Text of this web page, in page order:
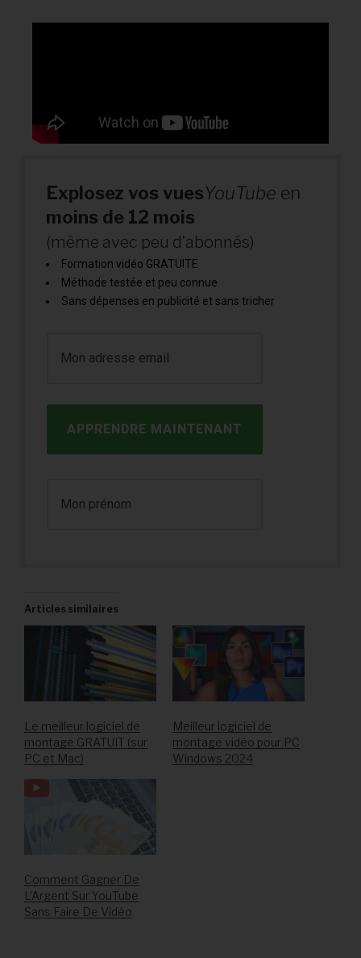
Explosez vos vuesYouTube en
moins de 12 mois
(même avec peu d’abonnés)
Formation vidéo GRATUITE
Méthode testée et peu connue
Sans dépenses en publicité et sans tricher
APPRENDRE MAINTENANT
Articles similaires
Le meilleur logiciel de
montage GRATUIT (sur
PC et Mac)
Meilleur logiciel de
montage vidéo pour PC
Windows 2024
Comment Gagner De
L’Argent Sur YouTube
Sans Faire De Vidéo